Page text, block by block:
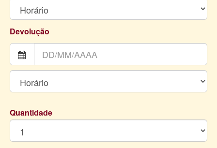
Devolução
Quantidade